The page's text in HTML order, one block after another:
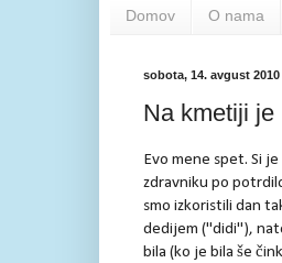
Domov O nama
sobota, 14. avgust 2010
Na kmetiji je
Evo mene spet. Si
zdravniku po
smo izkoristili dan
dedijem ("didi"),
bila (ko je bila še